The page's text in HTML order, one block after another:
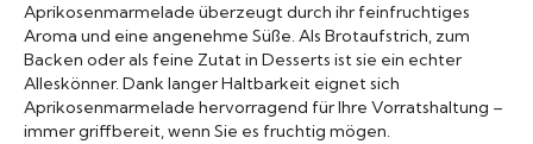
Marmelade
Wissenswert
Aprikosenmarmelade überzeugt durch ihr feinfruchtiges
Aroma und eine angenehme Süße. Als Brotaufstrich, zum
Backen oder als feine Zutat in Desserts ist sie ein echter
Alleskönner. Dank langer Haltbarkeit eignet sich
Aprikosenmarmelade hervorragend für Ihre Vorratshaltung –
immer griffbereit, wenn Sie es fruchtig mögen.